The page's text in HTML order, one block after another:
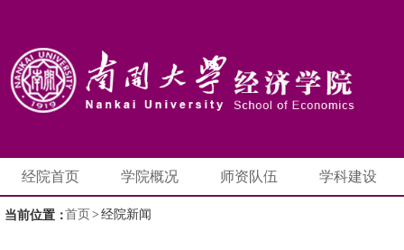
经院首页 学院概况 师资队伍 学科建设
当前位置：首页 > 经院新闻